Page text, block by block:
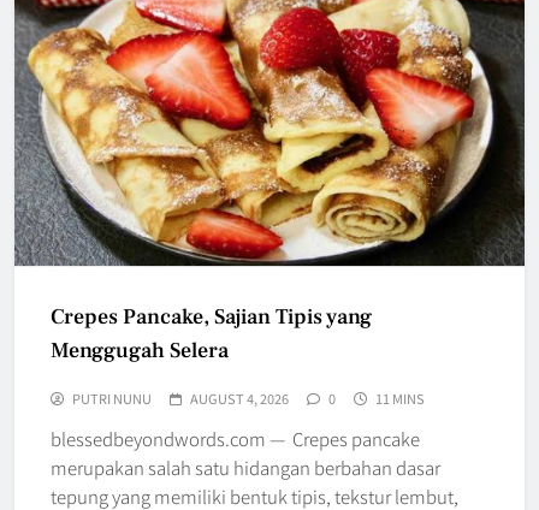
Crepes Pancake, Sajian Tipis yang
Menggugah Selera
PUTRI NUNU AUGUST 4, 2026 0 11 MINS
blessedbeyondwords.com — Crepes pancake
merupakan salah satu hidangan berbahan dasar
tepung yang memiliki bentuk tipis, tekstur lembut,